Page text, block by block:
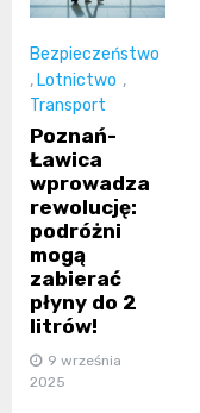
Bezpieczeństwo
, Lotnictwo ,
Transport
Poznań-
Ławica
wprowadza
rewolucję:
podróżni
mogą
zabierać
płyny do 2
litrów!
9 września
2025